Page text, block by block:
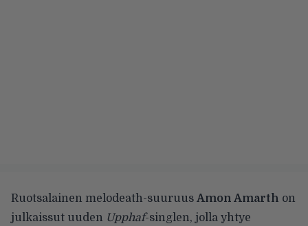
Ruotsalainen melodeath-suuruus Amon Amarth on
julkaissut uuden Upphaf-singlen, jolla yhtye